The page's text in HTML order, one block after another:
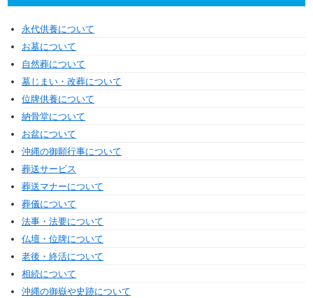
永代供養について
お墓について
自然葬について
墓じまい・改葬について
位牌供養について
納骨堂について
お盆について
沖縄の御願行事について
葬送サービス
葬送マナーについて
葬儀について
法事・法要について
仏壇・位牌について
老後・終活について
相続について
沖縄の御嶽や史跡について